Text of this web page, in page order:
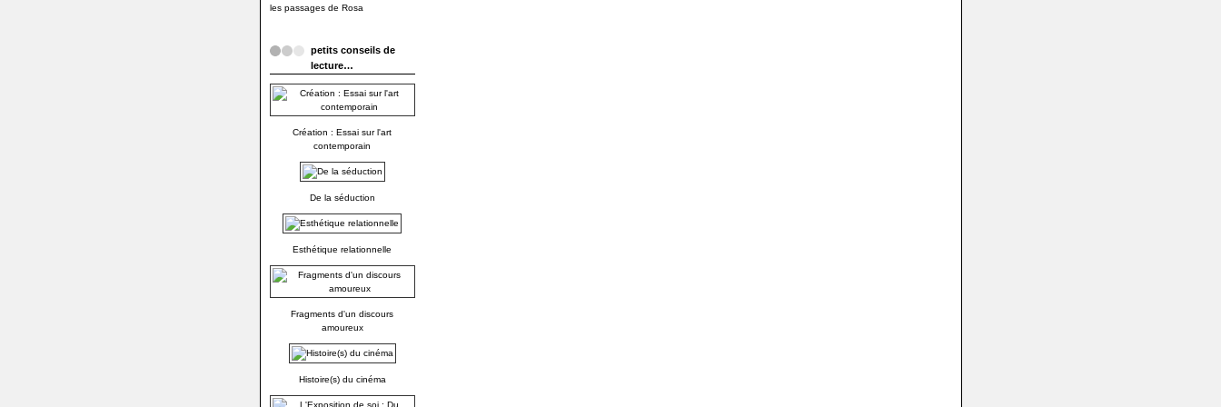
les passages de Rosa
petits conseils de
lecture…
Création : Essai sur l'art
contemporain
De la séduction
Esthétique relationnelle
Fragments d'un discours
amoureux
Histoire(s) du cinéma